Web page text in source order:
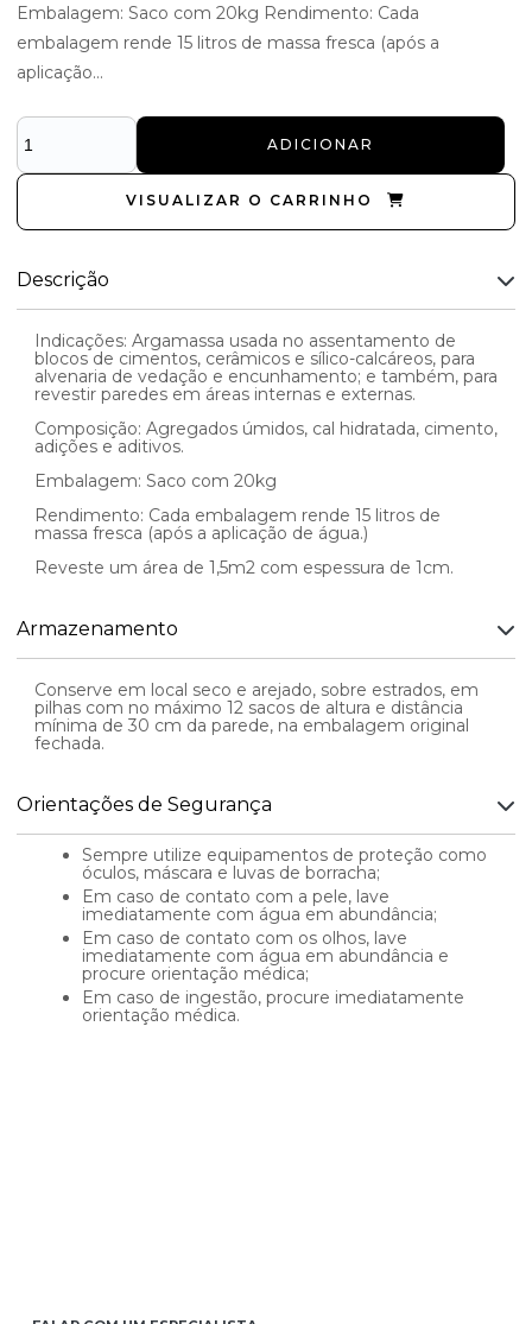
Embalagem: Saco com 20kg Rendimento: Cada
embalagem rende 15 litros de massa fresca (após a
aplicação...
ADICIONAR
VISUALIZAR O CARRINHO
Descrição
Indicações: Argamassa usada no assentamento de
blocos de cimentos, cerâmicos e sílico-calcáreos, para
alvenaria de vedação e encunhamento; e também, para
revestir paredes em áreas internas e externas.
Composição: Agregados úmidos, cal hidratada, cimento,
adições e aditivos.
Embalagem: Saco com 20kg
Rendimento: Cada embalagem rende 15 litros de
massa fresca (após a aplicação de água.)
Reveste um área de 1,5m2 com espessura de 1cm.
Armazenamento
Conserve em local seco e arejado, sobre estrados, em
pilhas com no máximo 12 sacos de altura e distância
mínima de 30 cm da parede, na embalagem original
fechada.
Orientações de Segurança
Sempre utilize equipamentos de proteção como
óculos, máscara e luvas de borracha;
Em caso de contato com a pele, lave
imediatamente com água em abundância;
Em caso de contato com os olhos, lave
imediatamente com água em abundância e
procure orientação médica;
Em caso de ingestão, procure imediatamente
orientação médica.